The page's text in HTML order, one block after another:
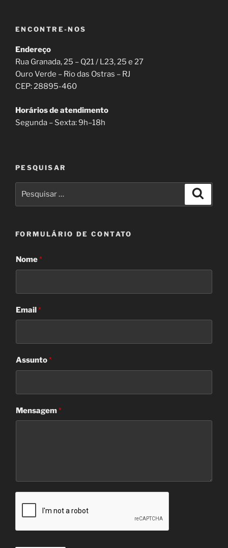
ENCONTRE-NOS
Endereço
Rua Granada, 25 – Q21 / L23, 25 e 27
Ouro Verde – Rio das Ostras – RJ
CEP: 28895-460
Horários de atendimento
Segunda – Sexta: 9h–18h
PESQUISAR
FORMULÁRIO DE CONTATO
Nome*
Email*
Assunto*
Mensagem*